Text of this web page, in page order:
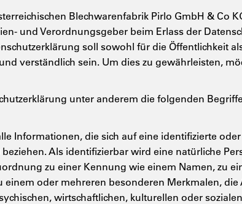
Blechwarenfabrik Pirlo GmbH & Co
und Verordnungsgeber beim Erlass der
soll sowohl für die Öffentlichkeit
verständlich sein. Um dies zu gewährleisten,
unter anderem die folgenden
Informationen, die sich auf eine identifizierte
Als identifizierbar wird eine natürliche
zu einer Kennung wie einem Namen, zu
einem oder mehreren besonderen Merkmalen, die
wirtschaftlichen, kulturellen oder